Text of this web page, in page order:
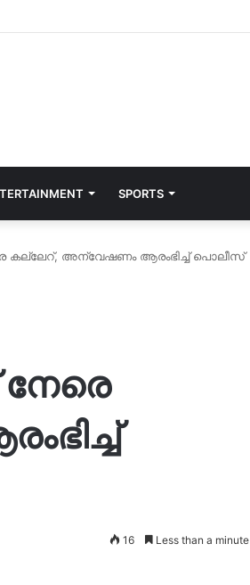
SPORTS
കല്ലേറ്, അന്വേഷണം ആരംഭിച്ച് പൊലീസ്
16 Less than a minute